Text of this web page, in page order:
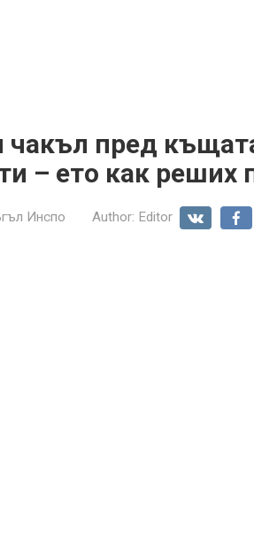
чакъл пред
– ето как реших
Инспо Author: Editor